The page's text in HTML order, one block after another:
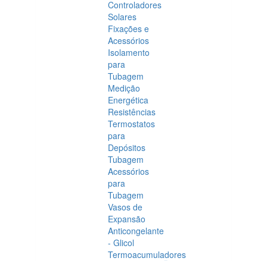
Controladores
Solares
Fixações e
Acessórios
Isolamento
para
Tubagem
Medição
Energética
Resistências
Termostatos
para
Depósitos
Tubagem
Acessórios
para
Tubagem
Vasos de
Expansão
Anticongelante
- Glicol
Termoacumuladores